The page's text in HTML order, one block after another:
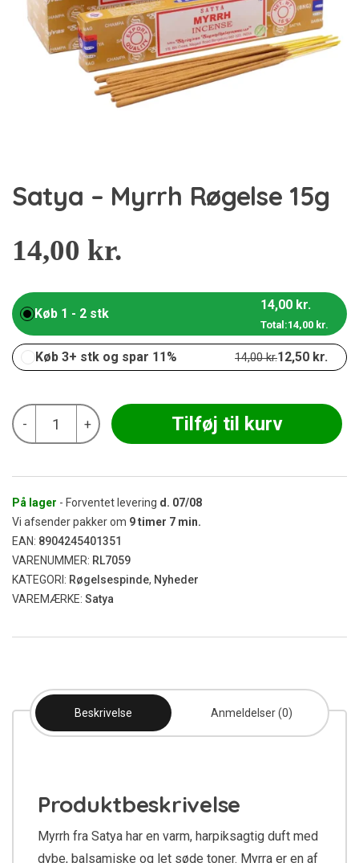
Satya – Myrrh Røgelse 15g
14,00 kr.
Køb 1 - 2 stk
14,00 kr.
Total:14,00 kr.
Køb 3+ stk og spar 11% 14,00kr.12,50 kr.
-
Satya
Myrrh
+ Tilføj til kurv
På lager - Forventet levering d. 07/08
Vi afsender pakker om 9timer 7 min.
EAN: 8904245401351
VARENUMMER: RL7059
KATEGORI: Røgelsespinde, Nyheder
VAREMÆRKE: Satya
Beskrivelse Anmeldelser (0)
Produktbeskrivelse
Myrrh fra Satya har en varm, harpiksagtig duft med
dybe, balsamiske og let søde toner. Myrra er en af